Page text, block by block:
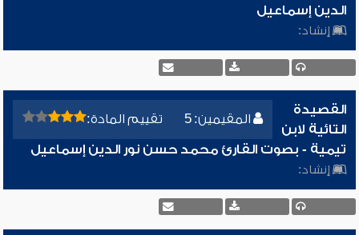
الدين إسماعيل
إنشاد:
المقيمين: 5 تقييم المادة:
القصيدة
التائية لابن
تيمية - بصوت القارئ محمد حسن نور الدين إسماعيل
إنشاد: